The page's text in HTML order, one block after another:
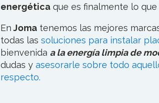
energética que es finalmente lo que
En Joma tenemos las mejores
todas las soluciones para instalar
bienvenida a la energía limpia de
dudas y asesorarle sobre todo
respecto.